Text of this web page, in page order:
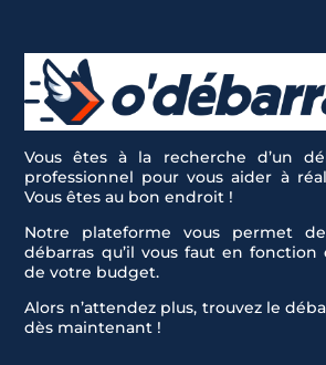
Vous êtes à la recherche d’un
professionnel pour vous aider à
Vous êtes au bon endroit !
Notre plateforme vous permet
débarras qu’il vous faut en
de votre budget.
Alors n’attendez plus, trouvez le
dès maintenant !